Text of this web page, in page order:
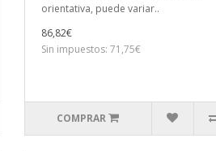
orientativa, puede variar..
86,82€
Sin impuestos: 71,75€
COMPRAR